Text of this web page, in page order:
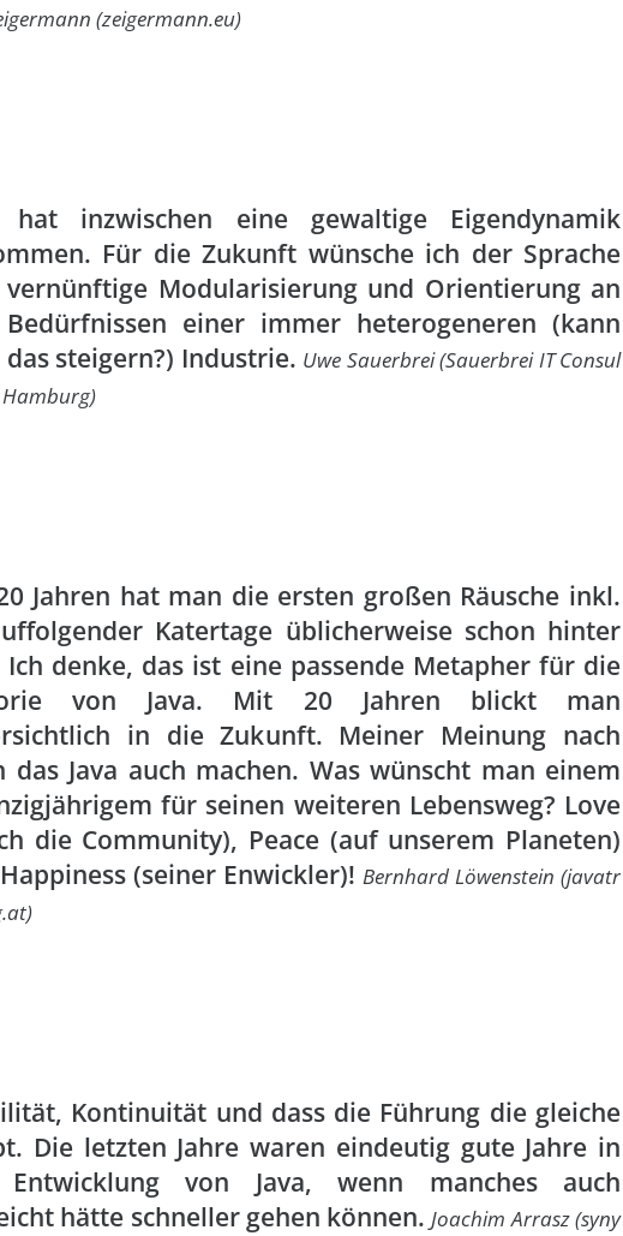
(zeigermann.eu)
hat inzwischen eine gewaltige Eigendynamik
Für die Zukunft wünsche ich der Sprache
vernünftige Modularisierung und Orientierung an
einer immer heterogeneren (kann
steigern?) Industrie. Uwe Sauerbrei (Sauerbrei IT Consul
Hamburg)
Jahren hat man die ersten großen Räusche inkl.
Katertage üblicherweise schon hinter
Ich denke, das ist eine passende Metapher für die
von Java. Mit 20 Jahren blickt man
in die Zukunft. Meiner Meinung nach
das Java auch machen. Was wünscht man einem
für seinen weiteren Lebensweg? Love
die Community), Peace (auf unserem Planeten)
(seiner Enwickler)! Bernhard Löwenstein (javatr
Kontinuität und dass die Führung die gleiche
Die letzten Jahre waren eindeutig gute Jahre in
von Java, wenn manches auch
hätte schneller gehen können.Joachim Arrasz (syny